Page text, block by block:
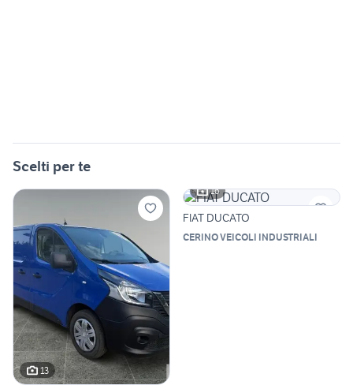
Scelti per te
13
16
FIAT DUCATO
CERINO VEICOLI INDUSTRIALI